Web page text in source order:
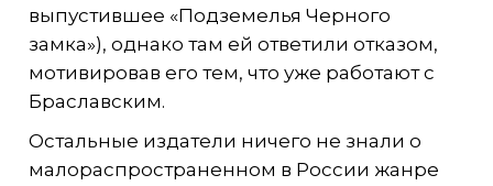
выпустившее «Подземелья Черного
замка»), однако там ей ответили отказом,
мотивировав его тем, что уже работают с
Браславским.
Остальные издатели ничего не знали о
малораспространенном в России жанре